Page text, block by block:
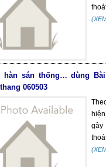
hàn sán thống… dùng
060503
gây